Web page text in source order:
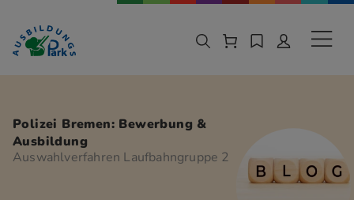
Zur Navigation springen
Zu den Hauptinhalten springen
Polizei Bremen: Bewerbung &
Ausbildung
Auswahlverfahren Laufbahngruppe 2